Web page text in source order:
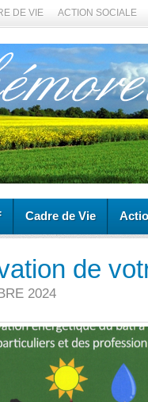
DE VIE ACTION SOCIALE
Cadre de Vie
de
2024